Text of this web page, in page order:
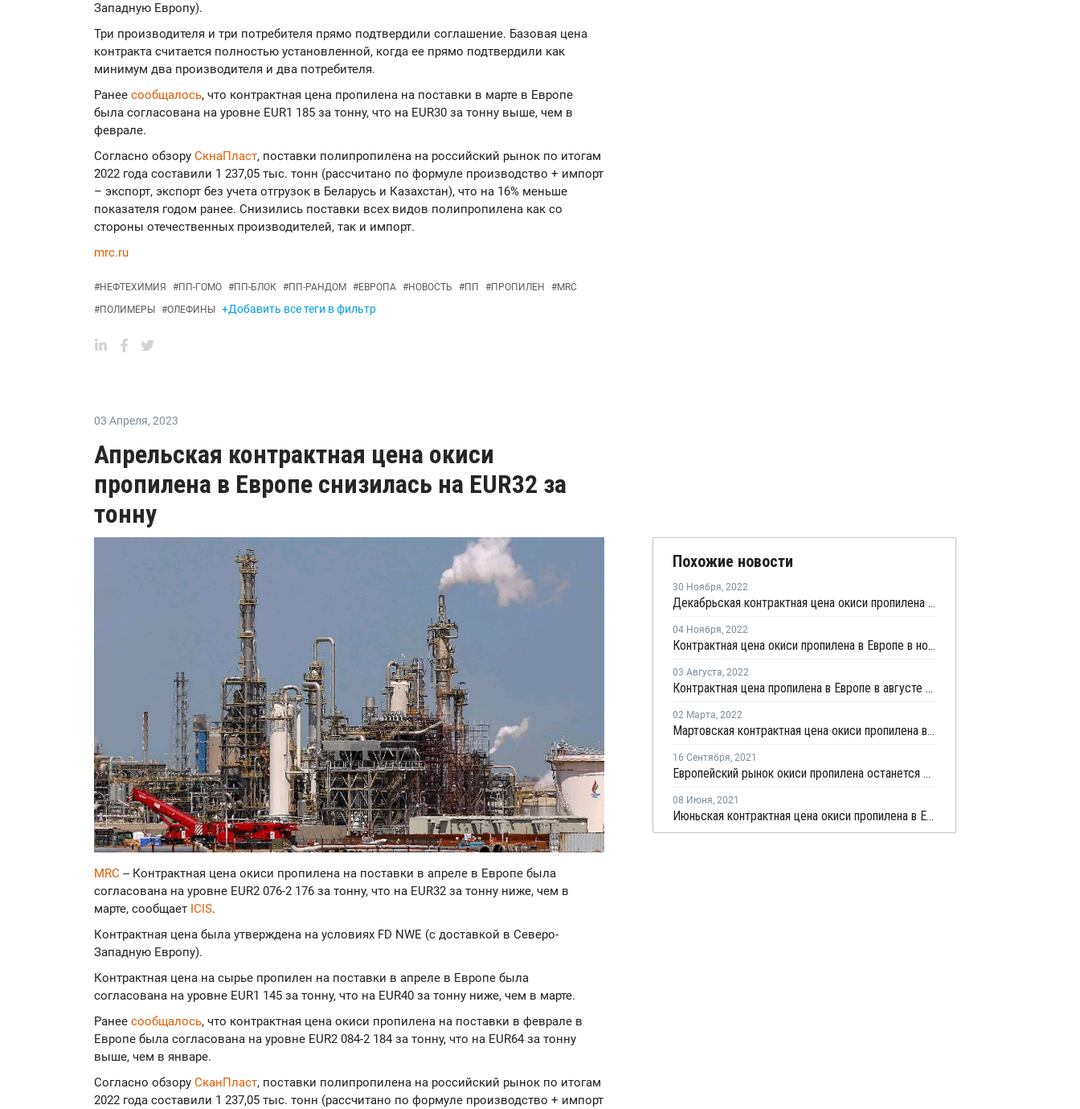
Западную Европу).
Три производителя и три потребителя прямо подтвердили соглашение. Базовая цена
контракта считается полностью установленной, когда ее прямо подтвердили как
минимум два производителя и два потребителя.
Ранее сообщалось, что контрактная цена пропилена на поставки в марте в Европе
была согласована на уровне EUR1 185 за тонну, что на EUR30 за тонну выше, чем в
феврале.
Согласно обзору СкнаПласт, поставки полипропилена на российский рынок по итогам
2022 года составили 1 237,05 тыс. тонн (рассчитано по формуле производство + импорт
– экспорт, экспорт без учета отгрузок в Беларусь и Казахстан), что на 16% меньше
показателя годом ранее. Снизились поставки всех видов полипропилена как со
стороны отечественных производителей, так и импорт.
mrc.ru
#НЕФТЕХИМИЯ #ПП-ГОМО #ПП-БЛОК #ПП-РАНДОМ #ЕВРОПА #НОВОСТЬ #ПП #ПРОПИЛЕН #MRC
#ПОЛИМЕРЫ #ОЛЕФИНЫ +Добавить все теги в фильтр
03 Апреля, 2023
Апрельская контрактная цена окиси
пропилена в Европе снизилась на EUR32 за
тонну
MRC -- Контрактная цена окиси пропилена на поставки в апреле в Европе была
согласована на уровне EUR2 076-2 176 за тонну, что на EUR32 за тонну ниже, чем в
марте, сообщает ICIS.
Контрактная цена была утверждена на условиях FD NWE (с доставкой в Северо-
Западную Европу).
Контрактная цена на сырье пропилен на поставки в апреле в Европе была
согласована на уровне EUR1 145 за тонну, что на EUR40 за тонну ниже, чем в марте.
Ранее сообщалось, что контрактная цена окиси пропилена на поставки в феврале в
Европе была согласована на уровне EUR2 084-2 184 за тонну, что на EUR64 за тонну
выше, чем в январе.
Согласно обзору СканПласт, поставки полипропилена на российский рынок по итогам
2022 года составили 1 237,05 тыс. тонн (рассчитано по формуле производство + импорт
Похожие новости
30 Ноября, 2022
Декабрьская контрактная цена окиси пропилена в Европе снизилась на EUR24 за тонну
04 Ноября, 2022
Контрактная цена окиси пропилена в Европе в ноябре выросла на EUR16 за тонну
03 Августа, 2022
Контрактная цена пропилена в Европе в августе снизилась на EUR85 за тонну
02 Марта, 2022
Мартовская контрактная цена окиси пропилена в Европе выросла на EUR76 за тонну
16 Сентября, 2021
Европейский рынок окиси пропилена останется ограниченным в четвертом квартале
08 Июня, 2021
Июньская контрактная цена окиси пропилена в Европе выросла на EUR32 за тонну